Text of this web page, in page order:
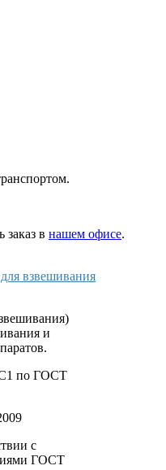
заказ в нашем офисе.
взвешивания
и
по ГОСТ
с
ГОСТ